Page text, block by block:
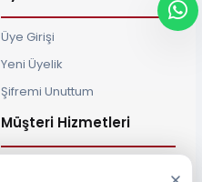
Üye Girişi
Yeni Üyelik
Şifremi Unuttum
Müşteri Hizmetleri